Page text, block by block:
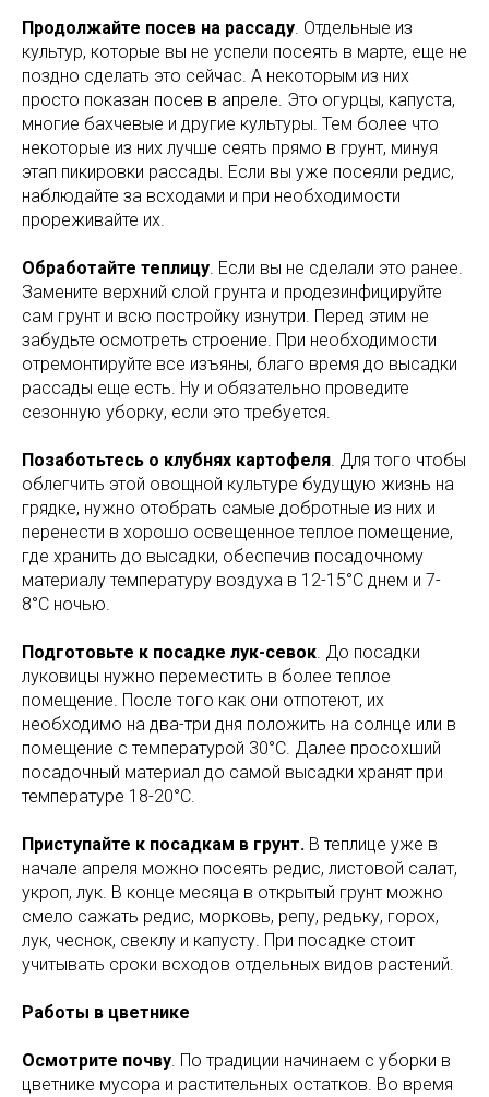
Продолжайте посев на рассаду. Отдельные из
культур, которые вы не успели посеять в марте, еще не
поздно сделать это сейчас. А некоторым из них
просто показан посев в апреле. Это огурцы, капуста,
многие бахчевые и другие культуры. Тем более что
некоторые из них лучше сеять прямо в грунт, минуя
этап пикировки рассады. Если вы уже посеяли редис,
наблюдайте за всходами и при необходимости
прореживайте их.
Обработайте теплицу. Если вы не сделали это ранее.
Замените верхний слой грунта и продезинфицируйте
сам грунт и всю постройку изнутри. Перед этим не
забудьте осмотреть строение. При необходимости
отремонтируйте все изъяны, благо время до высадки
рассады еще есть. Ну и обязательно проведите
сезонную уборку, если это требуется.
Позаботьтесь о клубнях картофеля. Для того чтобы
облегчить этой овощной культуре будущую жизнь на
грядке, нужно отобрать самые добротные из них и
перенести в хорошо освещенное теплое помещение,
где хранить до высадки, обеспечив посадочному
материалу температуру воздуха в 12-15°С днем и 7-
8°С ночью.
Подготовьте к посадке лук-севок. До посадки
луковицы нужно переместить в более теплое
помещение. После того как они отпотеют, их
необходимо на два-три дня положить на солнце или в
помещение с температурой 30°С. Далее просохший
посадочный материал до самой высадки хранят при
температуре 18-20°С.
Приступайте к посадкам в грунт. В теплице уже в
начале апреля можно посеять редис, листовой салат,
укроп, лук. В конце месяца в открытый грунт можно
смело сажать редис, морковь, репу, редьку, горох,
лук, чеснок, свеклу и капусту. При посадке стоит
учитывать сроки всходов отдельных видов растений.
Работы в цветнике
Осмотрите почву. По традиции начинаем с уборки в
цветнике мусора и растительных остатков. Во время